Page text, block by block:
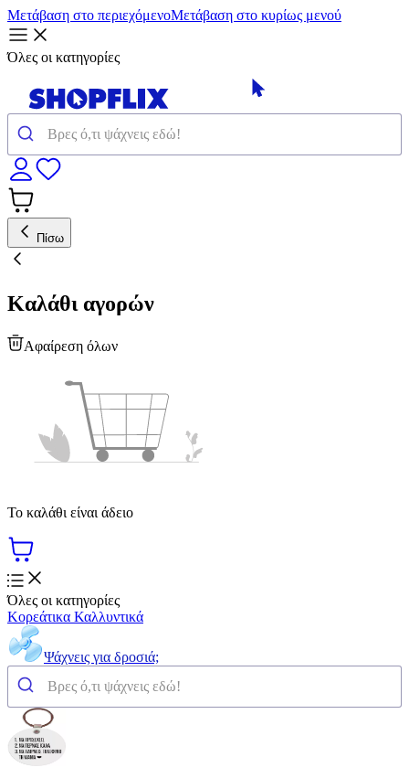
Μετάβαση στο περιεχόμενοΜετάβαση στο κυρίως μενού
Όλες οι κατηγορίες
Πίσω
Καλάθι αγορών
Αφαίρεση όλων
Το καλάθι είναι άδειο
Όλες οι κατηγορίες
Κορεάτικα Καλλυντικά
Ψάχνεις για δροσιά;